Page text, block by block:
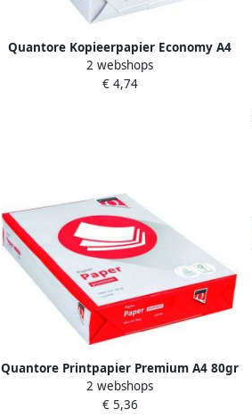
Quantore Kopieerpapier Economy A4
80gr wit 500 vel
2 webshops
€ 4,74
Quantore Printpapier Premium A4 80gr
wit 500 vellen
2 webshops
€ 5,36